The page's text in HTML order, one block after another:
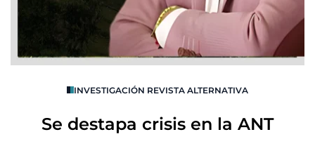
INVESTIGACIÓN REVISTA ALTERNATIVA
Se destapa crisis en la ANT